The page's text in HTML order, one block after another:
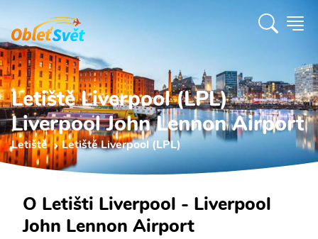
Letiště Liverpool (LPL)
Liverpool John Lennon Airport
Letiště Letiště Liverpool (LPL)
O Letišti Liverpool - Liverpool
John Lennon Airport